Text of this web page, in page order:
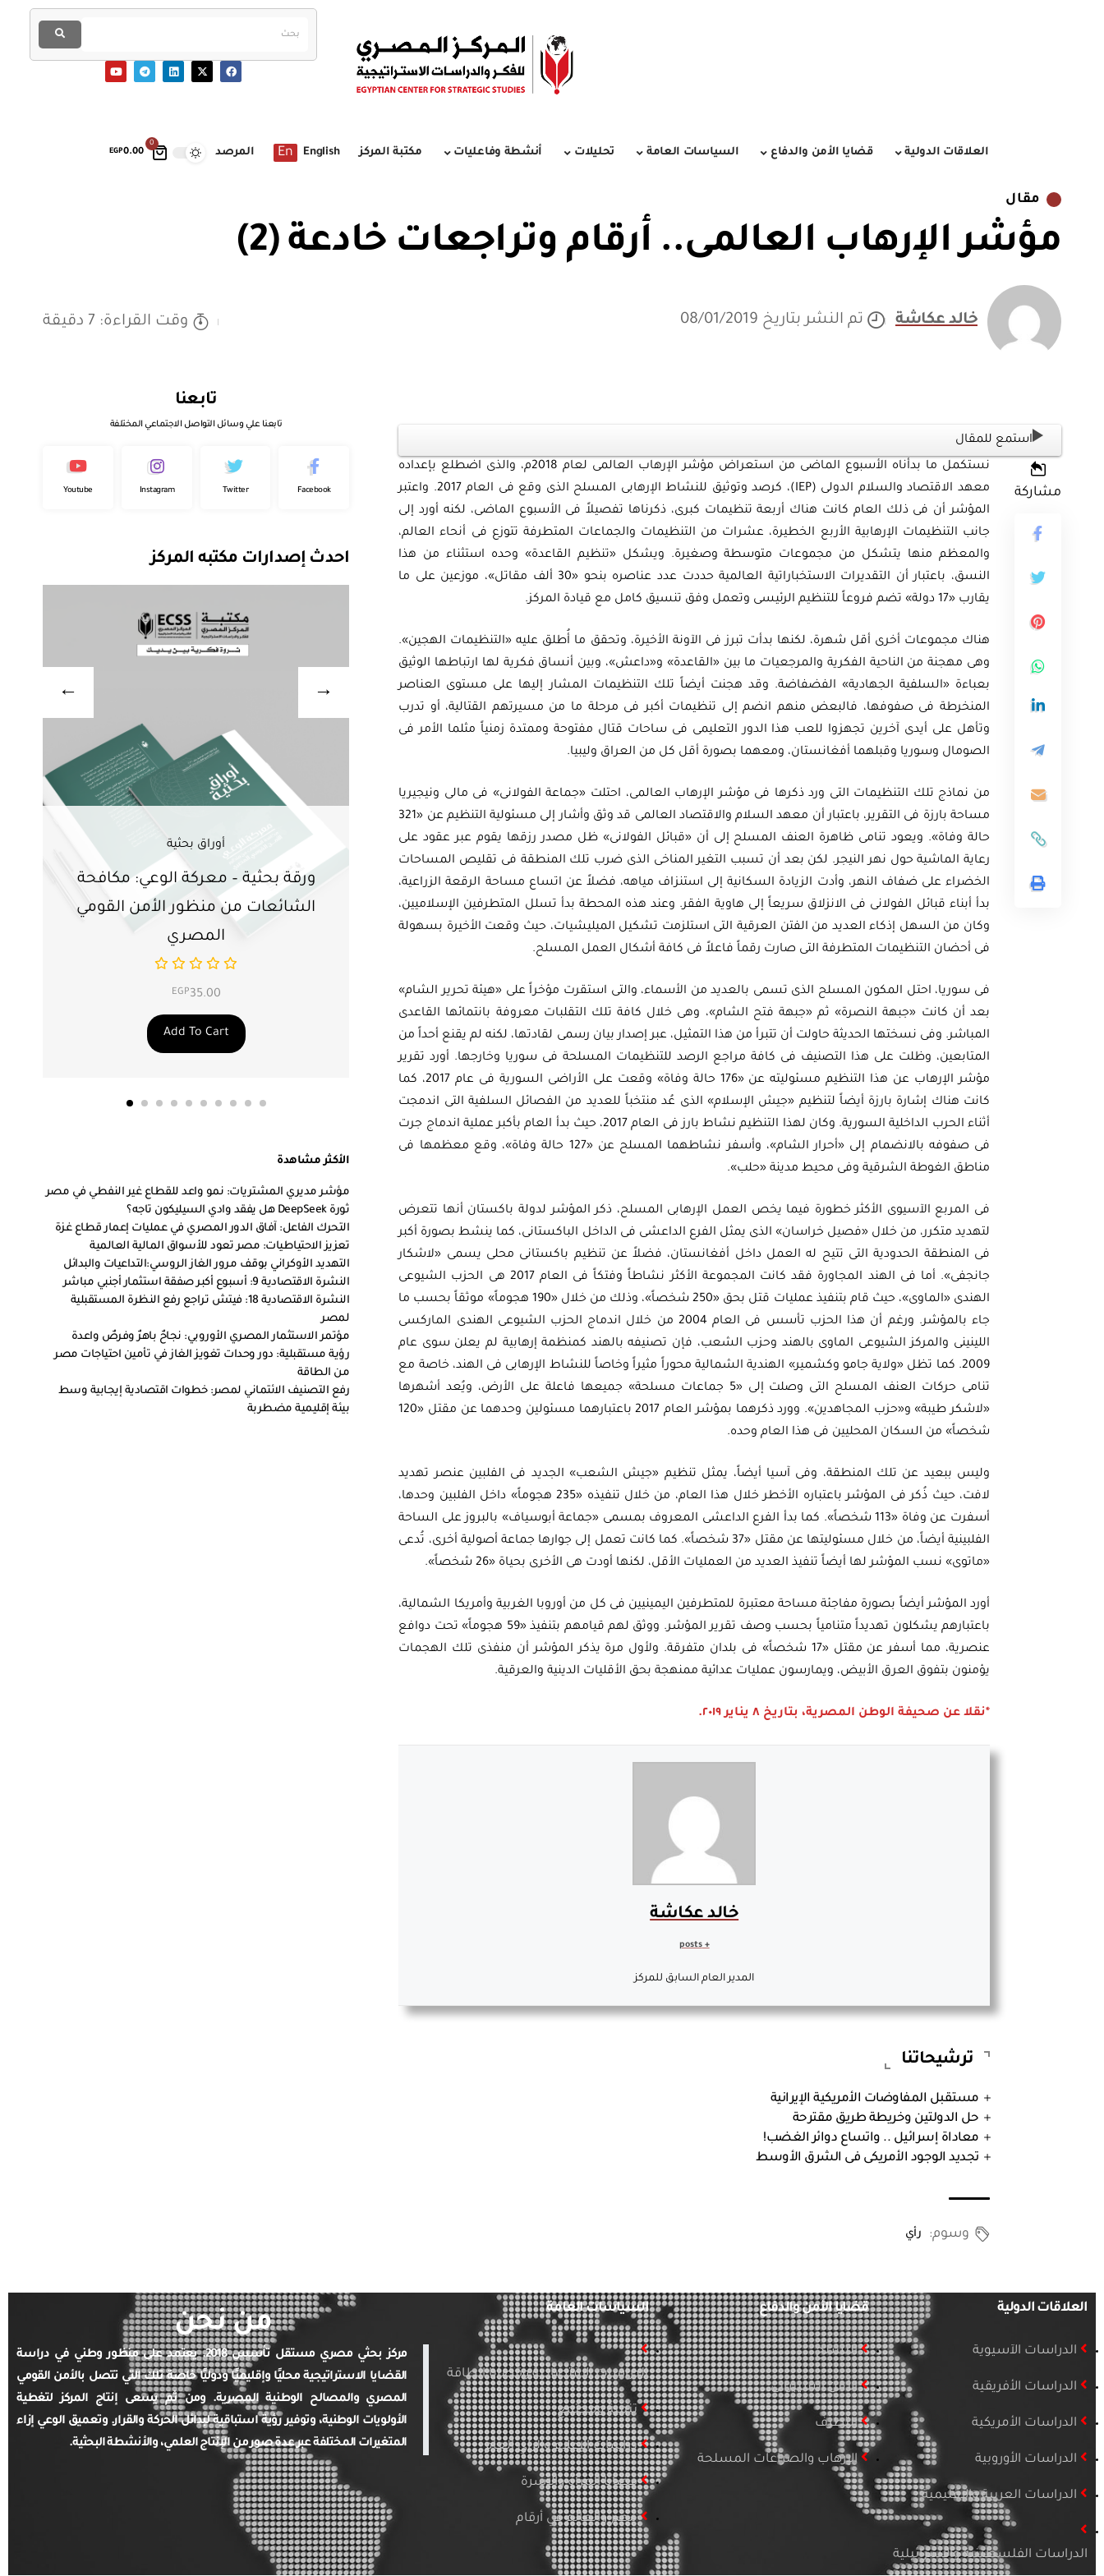
0
EGP0.00 العلاقات الدولية قضايا الأمن والدفاع السياسات العامة تحليلات أنشطة وفاعليات مكتبة المركز English
En المرصد
مقال
مؤشر الإرهاب العالمى.. أرقام وتراجعات خادعة (2)
خالد عكاشة تم النشر بتاريخ 08/01/2019 وقت القراءة: 7 دقيقة
استمع للمقال
مشاركة
نستكمل ما بدأناه الأسبوع الماضى من استعراض مؤشر الإرهاب العالمى لعام 2018م، والذى اضطلع بإعداده
معهد الاقتصاد والسلام الدولى (IEP)، كرصد وتوثيق للنشاط الإرهابى المسلح الذى وقع فى العام 2017. واعتبر
المؤشر أن فى ذلك العام كانت هناك أربعة تنظيمات كبرى، ذكرناها تفصيلاً فى الأسبوع الماضى، لكنه أورد إلى
جانب التنظيمات الإرهابية الأربع الخطيرة، عشرات من التنظيمات والجماعات المتطرفة تتوزع فى أنحاء العالم،
والمعظم منها يتشكل من مجموعات متوسطة وصغيرة. ويشكل «تنظيم القاعدة» وحده استثناء من هذا
النسق، باعتبار أن التقديرات الاستخباراتية العالمية حددت عدد عناصره بنحو «30 ألف مقاتل»، موزعين على ما
يقارب «17 دولة» تضم فروعاً للتنظيم الرئيسى وتعمل وفق تنسيق كامل مع قيادة المركز.
هناك مجموعات أخرى أقل شهرة، لكنها بدأت تبرز فى الآونة الأخيرة، وتحقق ما أُطلق عليه «التنظيمات الهجين».
وهى مهجنة من الناحية الفكرية والمرجعيات ما بين «القاعدة» و«داعش»، وبين أنساق فكرية لها ارتباطها الوثيق
بعباءة «السلفية الجهادية» الفضفاضة. وقد هجنت أيضاً تلك التنظيمات المشار إليها على مستوى العناصر
المنخرطة فى صفوفها، فالبعض منهم انضم إلى تنظيمات أكبر فى مرحلة ما من مسيرتهم القتالية، أو تدرب
وتأهل على أيدى آخرين تجهزوا للعب هذا الدور التعليمى فى ساحات قتال مفتوحة وممتدة زمنياً مثلما الأمر فى
الصومال وسوريا وقبلهما أفغانستان، ومعهما بصورة أقل كل من العراق وليبيا.
من نماذج تلك التنظيمات التى ورد ذكرها فى مؤشر الإرهاب العالمى، احتلت «جماعة الفولانى» فى مالى ونيجيريا
مساحة بارزة فى التقرير، باعتبار أن معهد السلام والاقتصاد العالمى قد وثق وأشار إلى مسئولية التنظيم عن «321
حالة وفاة». ويعود تنامى ظاهرة العنف المسلح إلى أن «قبائل الفولانى» ظل مصدر رزقها يقوم عبر عقود على
رعاية الماشية حول نهر النيجر. لكن بعد أن تسبب التغير المناخى الذى ضرب تلك المنطقة فى تقليص المساحات
الخضراء على ضفاف النهر، وأدت الزيادة السكانية إلى استنزاف مياهه، فضلاً عن اتساع مساحة الرقعة الزراعية،
بدأ أبناء قبائل الفولانى فى الانزلاق سريعاً إلى هاوية الفقر. وعند هذه المحطة بدأ تسلل المتطرفين الإسلاميين،
وكان من السهل إذكاء العديد من الفتن العرقية التى استلزمت تشكيل الميليشيات، حيث وقعت الأخيرة بسهولة
فى أحضان التنظيمات المتطرفة التى صارت رقماً فاعلاً فى كافة أشكال العمل المسلح.
فى سوريا، احتل المكون المسلح الذى تسمى بالعديد من الأسماء، والتى استقرت مؤخراً على «هيئة تحرير الشام»
بعد أن كانت «جبهة النصرة» ثم «جبهة فتح الشام»، وهى خلال كافة تلك التقلبات معروفة بانتمائها القاعدى
المباشر. وفى نسختها الحديثة حاولت أن تتبرأ من هذا التمثيل، عبر إصدار بيان رسمى لقادتها، لكنه لم يقنع أحداً من
المتابعين، وظلت على هذا التصنيف فى كافة مراجع الرصد للتنظيمات المسلحة فى سوريا وخارجها. أورد تقرير
مؤشر الإرهاب عن هذا التنظيم مسئوليته عن «176 حالة وفاة» وقعت على الأراضى السورية فى عام 2017، كما
كانت هناك إشارة بارزة أيضاً لتنظيم «جيش الإسلام» الذى عُد منتخباً للعديد من الفصائل السلفية التى اندمجت
أثناء الحرب الداخلية السورية. وكان لهذا التنظيم نشاط بارز فى العام 2017، حيث بدأ العام بأكبر عملية اندماج جرت
فى صفوفه بالانضمام إلى «أحرار الشام»، وأسفر نشاطهما المسلح عن «127 حالة وفاة»، وقع معظمها فى
مناطق الغوطة الشرقية وفى محيط مدينة «حلب».
فى المربع الآسيوى الأكثر خطورة فيما يخص العمل الإرهابى المسلح، ذكر المؤشر لدولة باكستان أنها تتعرض
لتهديد متكرر، من خلال «فصيل خراسان» الذى يمثل الفرع الداعشى فى الداخل الباكستانى، كما ينشط بصورة أكبر
فى المنطقة الحدودية التى تتيح له العمل داخل أفغانستان، فضلاً عن تنظيم باكستانى محلى يسمى «لاشكار
جانجفى». أما فى الهند المجاورة فقد كانت المجموعة الأكثر نشاطاً وفتكاً فى العام 2017 هى الحزب الشيوعى
الهندى «الماوى»، حيث قام بتنفيذ عمليات قتل بحق «250 شخصاً»، وذلك من خلال «190 هجوماً» موثقاً بحسب ما
جاء بالمؤشر. ورغم أن هذا الحزب تأسس فى العام 2004 من خلال اندماج الحزب الشيوعى الهندى الماركسى
اللينينى والمركز الشيوعى الماوى بالهند وحزب الشعب، فإن تصنيفه بالهند كمنظمة إرهابية لم يعلن سوى عام
2009. كما تظل «ولاية جامو وكشمير» الهندية الشمالية محوراً مثيراً وخاصاً للنشاط الإرهابى فى الهند، خاصة مع
تنامى حركات العنف المسلح التى وصلت إلى «5 جماعات مسلحة» جميعها فاعلة على الأرض، ويُعد أشهرها
«لاشكر طيبة» و«حزب المجاهدين». وورد ذكرهما بمؤشر العام 2017 باعتبارهما مسئولين وحدهما عن مقتل «120
شخصاً» من السكان المحليين فى هذا العام وحده.
وليس ببعيد عن تلك المنطقة، وفى آسيا أيضاً، يمثل تنظيم «جيش الشعب» الجديد فى الفلبين عنصر تهديد
لافت، حيث ذُكر فى المؤشر باعتباره الأخطر خلال هذا العام، من خلال تنفيذه «235 هجوماً» داخل الفلبين وحدها،
أسفرت عن وفاة «113 شخصاً». كما بدأ الفرع الداعشى المعروف بمسمى «جماعة أبوسياف» بالبروز على الساحة
الفلبينية أيضاً، من خلال مسئوليتها عن مقتل «37 شخصاً». كما كانت تعمل إلى جوارها جماعة أصولية أخرى، تُدعى
«ماتوى» نسب المؤشر لها أيضاً تنفيذ العديد من العمليات الأقل، لكنها أودت هى الأخرى بحياة «26 شخصاً».
أورد المؤشر أيضاً بصورة مفاجئة مساحة معتبرة للمتطرفين اليمينيين فى كل من أوروبا الغربية وأمريكا الشمالية،
باعتبارهم يشكلون تهديداً متنامياً بحسب وصف تقرير المؤشر. ووثق لهم قيامهم بتنفيذ «59 هجوماً» تحت دوافع
عنصرية، مما أسفر عن مقتل «17 شخصاً» فى بلدان متفرقة. ولأول مرة يذكر المؤشر أن منفذى تلك الهجمات
يؤمنون بتفوق العرق الأبيض، ويمارسون عمليات عدائية ممنهجة بحق الأقليات الدينية والعرقية.
*نقلا عن صحيفة الوطن المصرية، بتاريخ ٨ يناير ٢٠١٩.
خالد عكاشة
+ posts
المدير العام السابق للمركز
ترشيحاتنا
مستقبل المفاوضات الأمريكية الإيرانية
حل الدولتين وخريطة طريق مقترحة
معاداة إسرائيل .. واتساع دوائر الغضب!
تجديد الوجود الأمريكى فى الشرق الأوسط
وسوم: رأي
تابعنا
تابعنا علي وسائل التواصل الاجتماعي المختلفة
Facebook
Twitter
Instagram
Youtube
احدث إصدارات مكتبه المركز
أوراق بحثية
ورقة بحثية – معركة الوعي: مكافحة
الشائعات من منظور الأمن القومي
المصري
EGP35.00
Add To Cart
أوراق بحثية
ورقة بحثية – الهيدروجين: خيار
استراتيجي لتعزيز أمن الطاقة في
مصر
EGP35.00
Add To Cart
أوراق بحثية
ورقة بحثية - أمن الطاقة المصري:
الغاز والنفط خارطة الموارد
وسياسات التعزيز
EGP35.00
Add To Cart
الأكثر مشاهدة
مؤشر مديري المشتريات: نمو واعد للقطاع غير النفطي في مصر
ثورة DeepSeek هل يفقد وادي السيليكون تاجه؟
التحرك الفاعل: آفاق الدور المصري في عمليات إعمار قطاع غزة
تعزيز الاحتياطيات: مصر تعود للأسواق المالية العالمية
التهديد الأوكراني بوقف مرور الغاز الروسي:التداعيات والبدائل
النشرة الاقتصادية 9: أسبوع أكبر صفقة استثمار أجنبي مباشر
النشرة الاقتصادية 18: فيتش تراجع رفع النظرة المستقبلية
لمصر
مؤتمر الاستثمار المصري الأوروبي: نجاحٌ باهرٌ وفرصٌ واعدة
رؤية مستقبلية: دور وحدات تغويز الغاز في تأمين احتياجات مصر
من الطاقة
رفع التصنيف الائتماني لمصر: خطوات اقتصادية إيجابية وسط
بيئة إقليمية مضطربة
العلاقات الدولية
الدراسات الآسيوية
الدراسات الأفريقية
الدراسات الأمريكية
الدراسات الأوروبية
الدراسات العربية والإقليمية
الدراسات الفلسطينية والإسرائيلية
قضايا الأمن والدفاع
التسلح
الأمن السيبراني
التطرف
الإرهاب والصراعات المسلحة
السياسات العامة
الدراسات الاقتصادية وقضايا الطاقة
تنمية ومجتمع
دراسات الإعلام والرأي العام
قضايا المرأة والأسرة
مصر والعالم في أرقام
من نحن
مركز بحثي مصري مستقل تأسس 2018. يعتمد على منظور وطني في دراسة
القضايا الاستراتيجية محليًا وإقليميًا ودوليًا خاصة تلك التي تتصل بالأمن القومي
المصري والمصالح الوطنية المصرية. ومن ثم يسعى إنتاج المركز لتغطية
الأولويات الوطنية، وتوفير رؤية استباقية لبدائل الحركة والقرار. وتعميق الوعي إزاء
المتغيرات المختلفة عبر عدة صور من الإنتاج العلمي، والأنشطة البحثية.